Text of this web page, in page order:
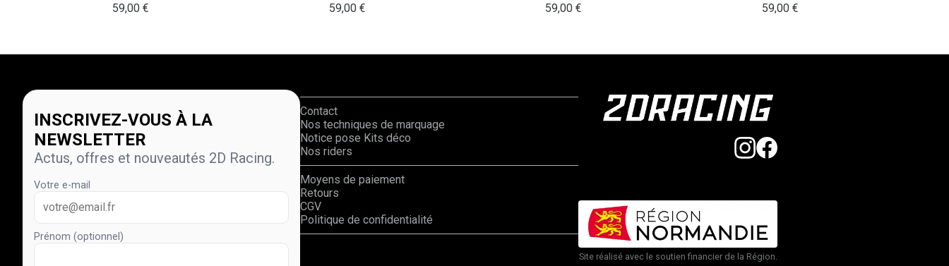
59,00€ 59,00 € 59,00€ 59,00 €
INSCRIVEZ-VOUS À LA
NEWSLETTER
Actus, offres et nouveautés 2D Racing.
Votre e-mail
Prénom (optionnel)
Contact
Nos techniques de marquage
Notice pose Kits déco
Nos riders
Moyens de paiement
Retours
CGV
Politique de confidentialité
Site réalisé avec le soutien financier de la Région.